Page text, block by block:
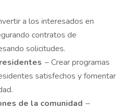
a los interesados en
contratos de
solicitudes.
– Crear programas
satisfechos y fomentar
de la comunidad –